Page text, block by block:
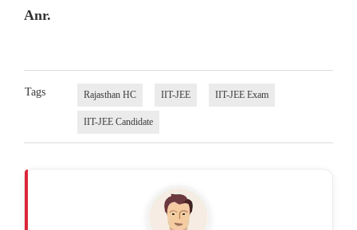
Anr.
Tags Rajasthan HC IIT-JEE IIT-JEE Exam
IIT-JEE Candidate